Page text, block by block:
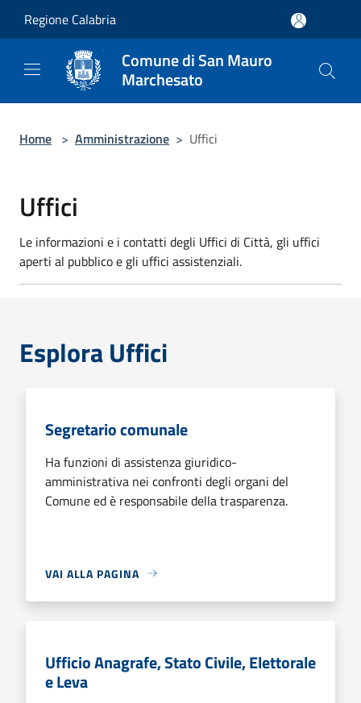
Regione Calabria
Comune di San Mauro
Marchesato
Home > Amministrazione > Uffici
Uffici
Le informazioni e i contatti degli Uffici di Città, gli uffici
aperti al pubblico e gli uffici assistenziali.
Esplora Uffici
Segretario comunale
Ha funzioni di assistenza giuridico-
amministrativa nei confronti degli organi del
Comune ed è responsabile della trasparenza.
VAI ALLA PAGINA
Ufficio Anagrafe, Stato Civile, Elettorale
e Leva